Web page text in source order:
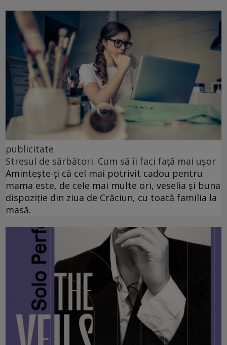
publicitate
Stresul de sărbători. Cum să îi faci față mai ușor
Amintește-ți că cel mai potrivit cadou pentru
mama este, de cele mai multe ori, veselia și buna
dispoziție din ziua de Crăciun, cu toată familia la
masă.